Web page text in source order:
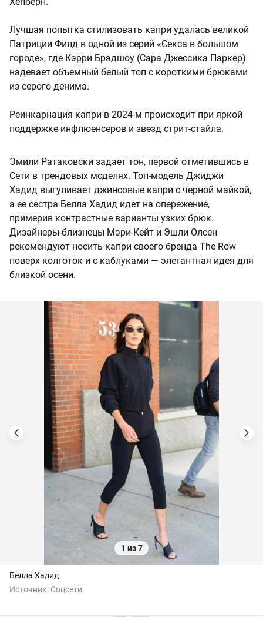
Лучшая попытка стилизовать капри удалась великой
Патриции Филд в одной из серий «Секса в большом
городе», где Кэрри Брэдшоу (Сара Джессика Паркер)
надевает объемный белый топ с короткими брюками
из серого денима.
Реинкарнация капри в 2024-м происходит при яркой
поддержке инфлюенсеров и звезд стрит-стайла.
Эмили Ратаковски задает тон, первой отметившись в
Сети в трендовых моделях. Топ-модель Джиджи
Хадид выгуливает джинсовые капри с черной майкой,
а ее сестра Белла Хадид идет на опережение,
примерив контрастные варианты узких брюк.
Дизайнеры-близнецы Мэри-Кейт и Эшли Олсен
рекомендуют носить капри своего бренда The Row
поверх колготок и с каблуками — элегантная идея для
близкой осени.
1 из 7
Белла Хадид
Источник: Соцсети